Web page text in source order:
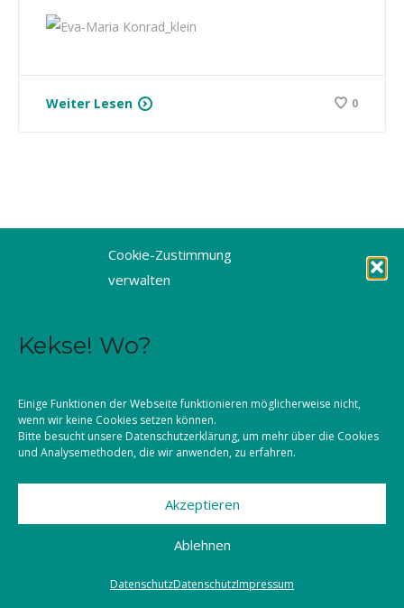
Cookie-Zustimmung
verwalten
Kekse! Wo?
Einige Funktionen der Webseite funktionieren möglicherweise nicht,
wenn wir keine Cookies setzen können.
Bitte besucht unsere Datenschutzerklärung, um mehr über die Cookies
und Analysemethoden, die wir anwenden, zu erfahren.
Akzeptieren
Ablehnen
DatenschutzDatenschutzImpressum
Weiter Lesen 0